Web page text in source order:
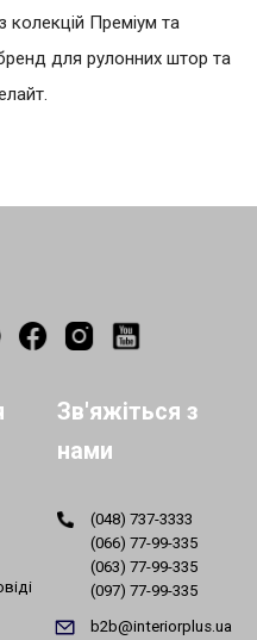
колекцій Преміум та
для рулонних штор та
Зв'яжіться з
нами
(048) 737-3333
(066) 77-99-335
(063) 77-99-335
(097) 77-99-335
b2b@interiorplus.ua